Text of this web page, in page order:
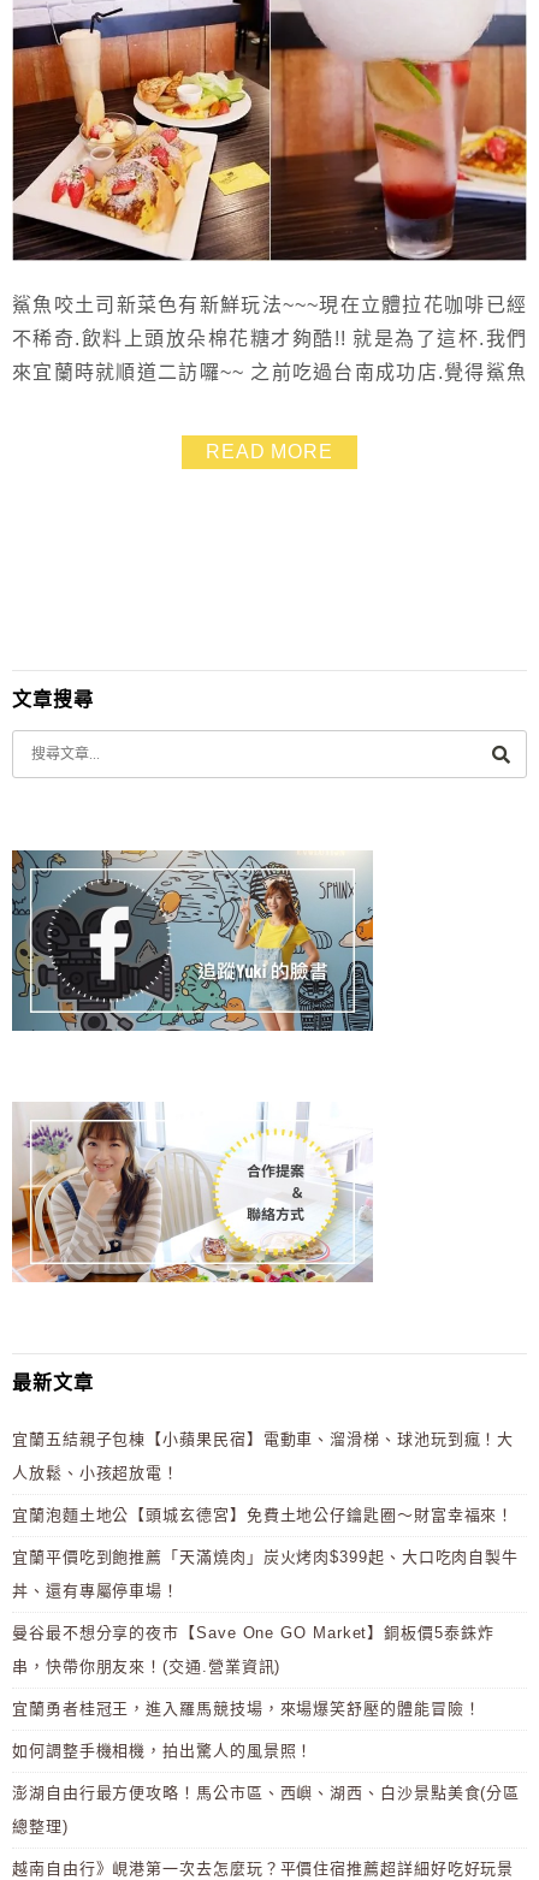
鯊魚咬土司新菜色有新鮮玩法~~~現在立體拉花咖啡已經
不稀奇.飲料上頭放朵棉花糖才夠酷!! 就是為了這杯.我們
來宜蘭時就順道二訪囉~~ 之前吃過台南成功店.覺得鯊魚
一家一家的開.但是新菜色或是限定商品不斷推陳出新 鬆
餅一直是強項也是熱門菜色.客人回訪率也蠻高!
READ MORE
文章搜尋
最新文章
宜蘭五結親子包棟【小蘋果民宿】電動車、溜滑梯、球池玩到瘋！大
人放鬆、小孩超放電！
宜蘭泡麵土地公【頭城玄德宮】免費土地公仔鑰匙圈～財富幸福來！
宜蘭平價吃到飽推薦「天滿燒肉」炭火烤肉$399起、大口吃肉自製牛
丼、還有專屬停車場！
曼谷最不想分享的夜市【Save One GO Market】銅板價5泰銖炸
串，快帶你朋友來！(交通.營業資訊)
宜蘭勇者桂冠王，進入羅馬競技場，來場爆笑舒壓的體能冒險！
如何調整手機相機，拍出驚人的風景照！
澎湖自由行最方便攻略！馬公市區、西嶼、湖西、白沙景點美食(分區
總整理)
越南自由行》峴港第一次去怎麼玩？平價住宿推薦超詳細好吃好玩景